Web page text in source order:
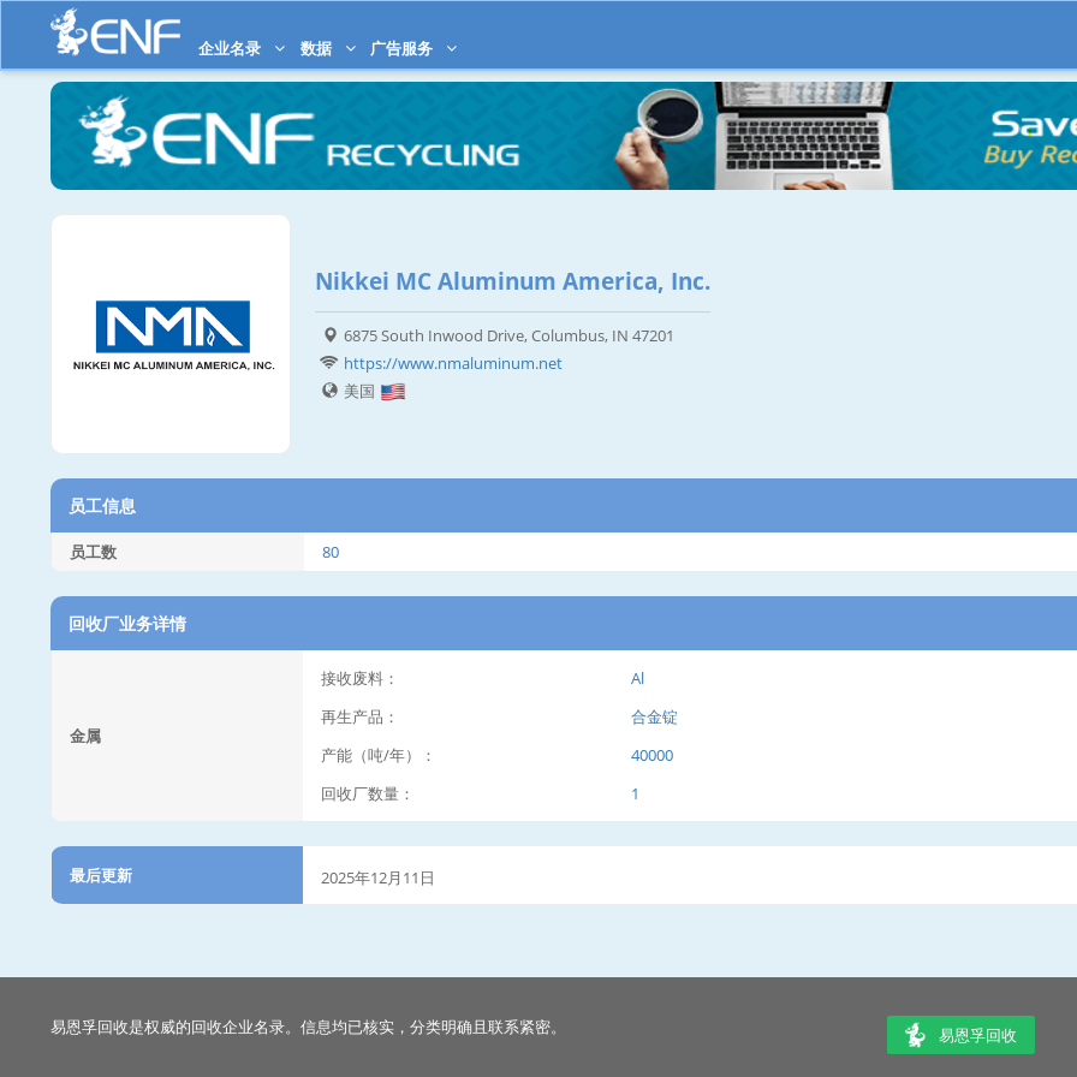
企业名录 数据 广告服务
Nikkei MC Aluminum America, Inc.
6875 South Inwood Drive, Columbus, IN 47201
https://www.nmaluminum.net
美国
员工信息
员工数 80
回收厂业务详情
金属
接收废料：
Al
再生产品：
合金锭
产能（吨/年）：
40000
回收厂数量：
1
最后更新 2025年12月11日
易恩孚回收是权威的回收企业名录。信息均已核实，分类明确且联系紧密。 易恩孚回收